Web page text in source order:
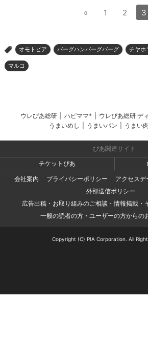
« 1 2 3
> オモトピア バーグハンバーグバーグ チヤホ
マルコ
ウレぴあ総研 ハピママ* ウレぴあ総研 デ
うまいめし
うまいパン うまい肉
ぴあ関連サイト
チケットぴあ
会社案内
プライバシーポリシー
アクセスデ
外部送信ポリシー
広告出稿・お取り組みのご相談・情報掲載・
一般の読者の方・ユーザーの方からの
Copyright (C) PIA Corporation. All